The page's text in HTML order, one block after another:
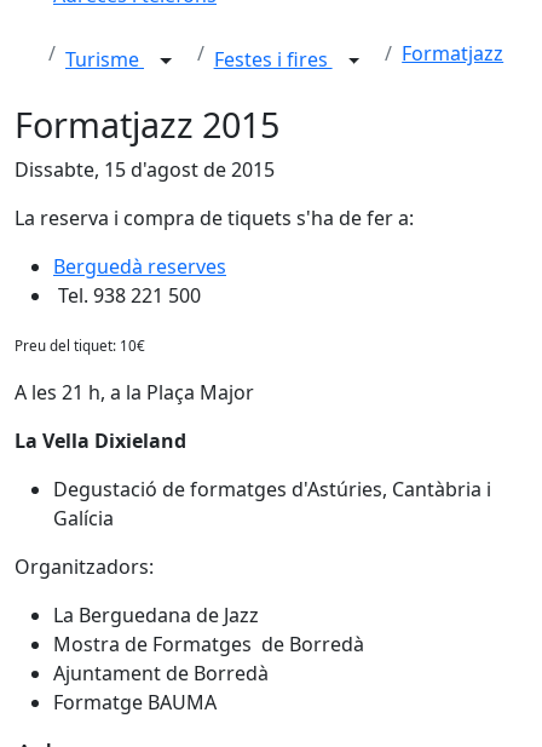
Turisme Festes i fires Formatjazz
Formatjazz 2015
Dissabte, 15 d'agost de 2015
La reserva i compra de tiquets s'ha de fer a:
Berguedà reserves
Tel. 938 221 500
Preu del tiquet: 10€
A les 21 h, a la Plaça Major
La Vella Dixieland
Degustació de formatges d'Astúries, Cantàbria i
Galícia
Organitzadors:
La Berguedana de Jazz
Mostra de Formatges de Borredà
Ajuntament de Borredà
Formatge BAUMA